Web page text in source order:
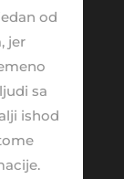
od
jer
sa
ishod